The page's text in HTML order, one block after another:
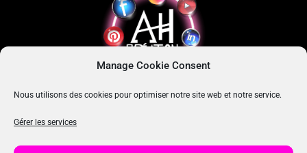
Manage Cookie Consent
Nous utilisons des cookies pour optimiser notre site web et notre service.
Gérer les services